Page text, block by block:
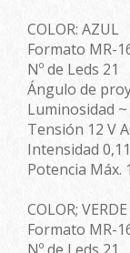
COLOR: AZUL
Formato MR-
Nº de Leds 21
Ángulo de
Luminosidad ~
Tensión 12 V
Intensidad
Potencia Máx.
COLOR; VERDE
Formato MR-